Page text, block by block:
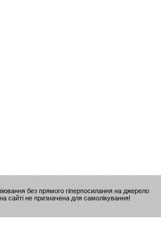
без прямого гіперпосилання на джерело
сайті не призначена для самолікування!